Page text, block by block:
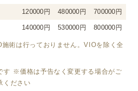
120000円 480000円 700000円
140000円 530000円 800000円
術は行っておりません。VIOを除く全
す ※価格は予告なく変更する場合がご
ください